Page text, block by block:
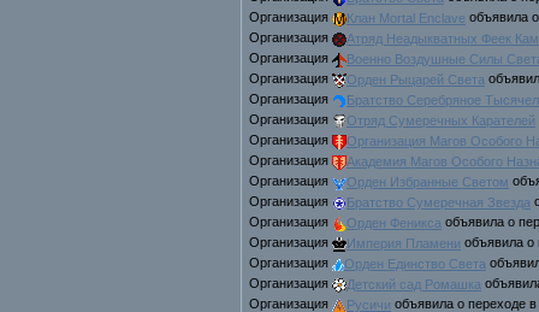
Организaция
Клан Mortal Enclave объявила
Организaция
Атряд Неадыкватных Феек
Организaция
Военно Воздушные Силы
Организaция
Орден Рыцарей Света
Организaция
Братство Серебряное
Организaция
Отряд Сумеречных Карателей
Организaция
Организация Магов Особого
Организaция
Академия Магов Особого
Организaция
Орден Избранные Светом
Организaция
Братство Сумеречная Звезда
Организaция
Орден Феникса объявила о
Организaция
Империя Пламени объявила о
Организaция
Орден Единство Света
Организaция
Детский сад Ромашка
Организaция
Русичи объявила о переходе